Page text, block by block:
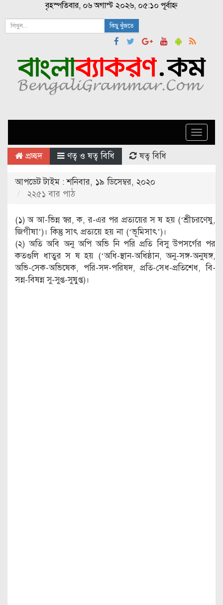
বৃহস্পতিবার, ০৬ অগাস্ট ২০২৬, ০৫:১০ পূর্বাহ্ন
কিছু খুঁজতে
Toggle
প্রচ্ছদ
ণত্ব ও ষত্ব বিধি ষত্ব বিধি
আপডেট টাইম : শনিবার, ১৯ ডিসেম্বর, ২০২০
২২৫১ বার পাঠ
(১) অ আ-ভিন্ন স্বর, ক, র-এর পর প্রত্যয়ের স ষ হয় (‘শ্রীচরণেষু,
জিগীষা’)। কিন্তু সাৎ প্রত্যয়ে হয় না (‘ভূমিসাৎ’)।
(২) অতি অবি অনু অপি অভি নি পরি প্রতি বিসু উপসর্গের পর
কতগুলি ধাতুর স ষ হয় (‘অধি-স্থান-অধিষ্ঠান, অনু-সঙ্গ-অনুষঙ্গ,
অভি-সেক-অভিষেক, পরি-সদ-পরিষদ, প্রতি-সেধ-প্রতিশেধ, বি-
সন্ন-বিষন্ন সু-সুপ্ত-সুষুপ্ত)।